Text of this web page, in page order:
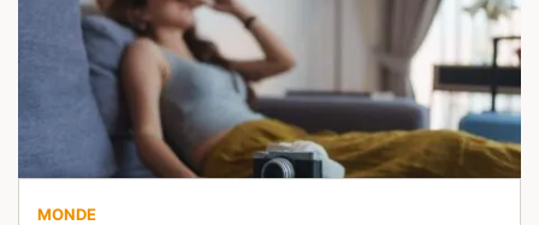
MONDE